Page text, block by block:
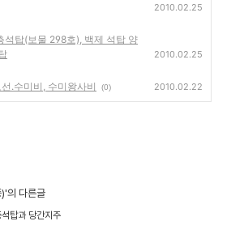
2010.02.25
석탑(보물 298호), 백제 석탑 양
2010.02.25
.수미비, 수미왕사비 (0) 2010.02.22
의 다른글
탑과 당간지주